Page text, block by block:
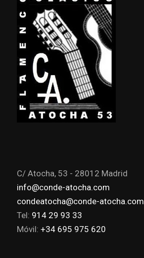
C/ Atocha, 53 - 28012 Madrid
info@conde-atocha.com
condeatocha@conde-atocha.com
Tel: 914 29 93 33
Móvil: +34 695 975 620